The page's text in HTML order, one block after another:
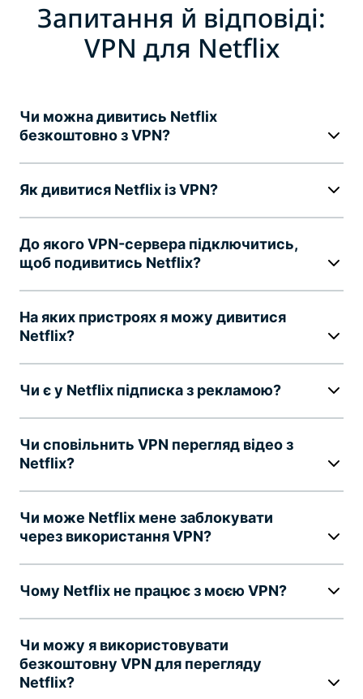
Запитання й відповіді:
VPN для Netflix
Чи можна дивитись Netflix
безкоштовно з VPN?
Як дивитися Netflix із VPN?
До якого VPN-сервера підключитись,
щоб подивитись Netflix?
На яких пристроях я можу дивитися
Netflix?
Чи є у Netflix підписка з рекламою?
Чи сповільнить VPN перегляд відео з
Netflix?
Чи може Netflix мене заблокувати
через використання VPN?
Чому Netflix не працює з моєю VPN?
Чи можу я використовувати
безкоштовну VPN для перегляду
Netflix?